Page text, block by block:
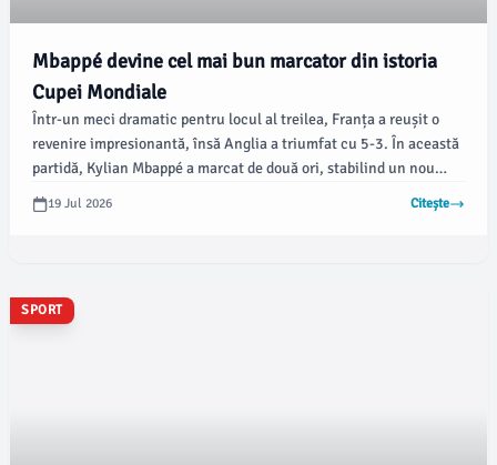
Mbappé devine cel mai bun marcator din istoria
Cupei Mondiale
Într-un meci dramatic pentru locul al treilea, Franța a reușit o
revenire impresionantă, însă Anglia a triumfat cu 5-3. În această
partidă, Kylian Mbappé a marcat de două ori, stabilind un nou
record în istoria competiției, devenind cel mai bun marcator.
19 Jul 2026 Citește
SPORT